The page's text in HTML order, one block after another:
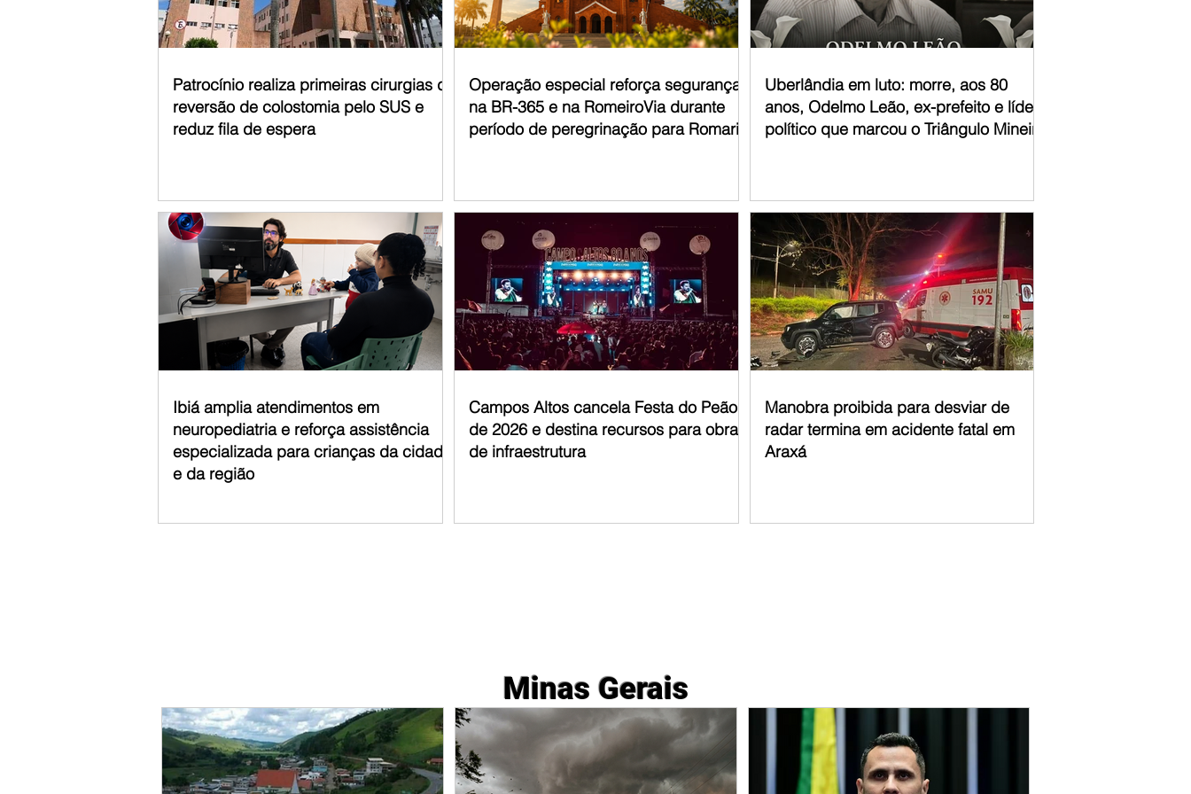
Patrocínio realiza primeiras cirurgias de
reversão de colostomia pelo SUS e
reduz fila de espera
Operação especial reforça segurança
na BR-365 e na RomeiroVia durante
período de peregrinação para Romaria
Uberlândia em luto: morre, aos 80
anos, Odelmo Leão, ex-prefeito e líder
político que marcou o Triângulo Mineiro
Ibiá amplia atendimentos em
neuropediatria e reforça assistência
especializada para crianças da cidade
e da região
Campos Altos cancela Festa do Peão
de 2026 e destina recursos para obras
de infraestrutura
Manobra proibida para desviar de
radar termina em acidente fatal em
Araxá
Minas Gerais